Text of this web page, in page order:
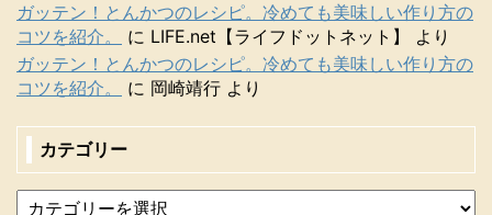
ガッテン！とんかつのレシピ。冷めても美味しい作り方の
コツを紹介。
に LIFE.net【ライフドットネット】
より
ガッテン！とんかつのレシピ。冷めても美味しい作り方の
コツを紹介。
に 岡崎靖行 より
カテゴリー